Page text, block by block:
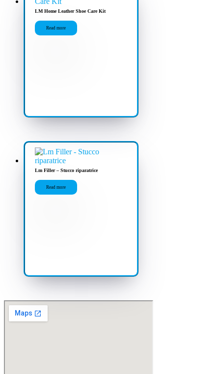
LM Home Leather Shoe Care Kit
Read more
Lm Filler – Stucco riparatrice
Read more